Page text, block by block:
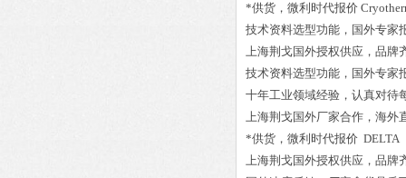
*供货，微利时代报价
技术资料选型功能，国外专家
上海荆戈国外授权供应，品牌
技术资料选型功能，国外专家
十年工业领域经验，认真对待
上海荆戈国外厂家合作，海外
*供货，微利时代报价 DELTA
上海荆戈国外授权供应，品牌